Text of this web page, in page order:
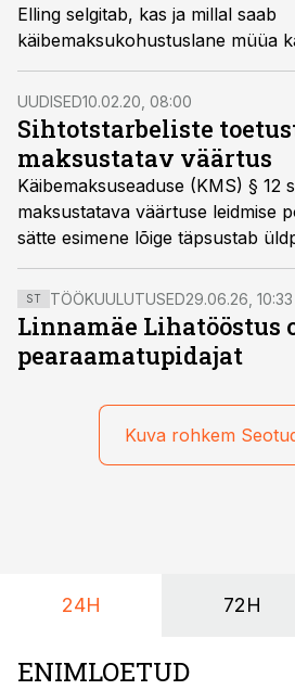
Elling selgitab, kas ja millal saab
käibemaksukohustuslane müüa
käibemaksuta.
UUDISED10.02.20, 08:00
Sihtotstarbeliste
maksustatav väärtus
Käibemaksuseaduse (KMS) § 12
maksustatava väärtuse leidmise
sätte esimene lõige täpsustab
maksustatava väärtuse ning
soetamise ja saadava teenuse
moodustavad kauba või teenuse
muu tasuna käsitatav, mille
teenuse osutaja kauba ostjalt,
ST TÖÖKUULUTUSED29.06.26, 10:33
Linnamäe Lihatööstus
pearaamatupidajat
Kuva rohkem
24H 72H
ENIMLOETUD